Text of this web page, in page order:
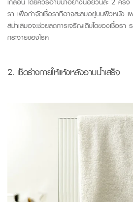
รา เพื่อกำจัดเชื้อราที่อาจสะสมอยู่บนผิวหนัง เ
สม่ำเสมอจะช่วยลดการเจริญเติบโตของเชื้อรา
กระจายของโรค
2. เช็ดร่างกายให้แห้งหลังอาบน้ำเสร็จ